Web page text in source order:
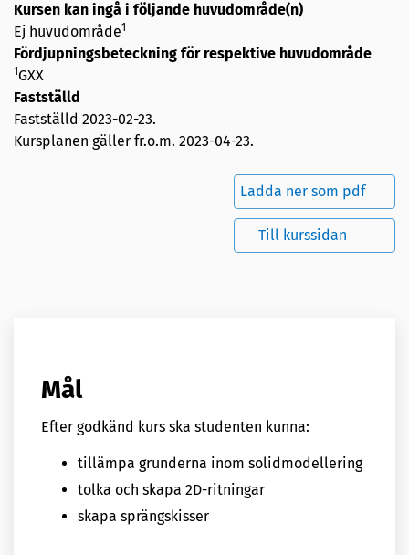
Kursen kan ingå i följande huvudområde(n)
Ej huvudområde1
Fördjupningsbeteckning för respektive huvudområde
1GXX
Fastställd
Fastställd 2023-02-23.
Kursplanen gäller fr.o.m. 2023-04-23.
Ladda ner som pdf
Till kurssidan
Mål
Efter godkänd kurs ska studenten kunna:
tillämpa grunderna inom solidmodellering
tolka och skapa 2D-ritningar
skapa sprängskisser